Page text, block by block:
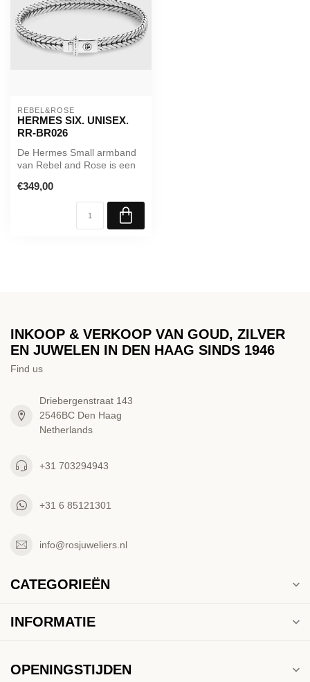
REBEL&ROSE
HERMES SIX. UNISEX.
RR-BR026
De Hermes Small armband
van Rebel and Rose is een
silver)...
€349,00
INKOOP & VERKOOP VAN GOUD, ZILVER
EN JUWELEN IN DEN HAAG SINDS 1946
Find us
Driebergenstraat 143
2546BC Den Haag
Netherlands
+31 703294943
+31 6 85121301
info@rosjuweliers.nl
CATEGORIEËN
INFORMATIE
OPENINGSTIJDEN